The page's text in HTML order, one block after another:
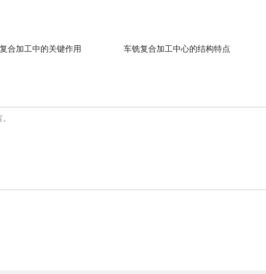
合加工中的关键作用 车铣复合加工中心的结构特点